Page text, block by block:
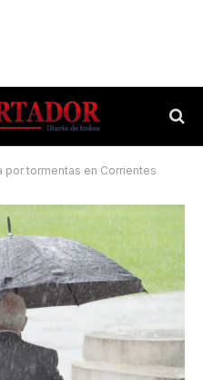
por tormentas en Corrientes